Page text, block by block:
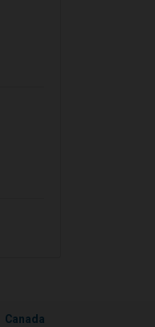
Canada